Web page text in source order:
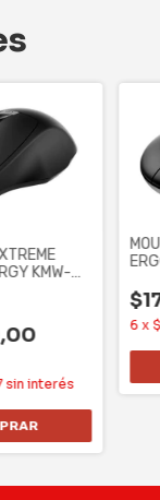
KMW-
sin interés
6 x